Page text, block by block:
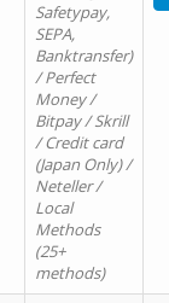
Safetypay,
SEPA,
Banktransfer)
/ Perfect
Money /
Bitpay / Skrill
/ Credit card
(Japan Only) /
Neteller /
Local
Methods
(25+
methods)